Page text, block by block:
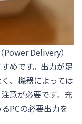
Delivery）
めです。出力が足
、機器によっては
意が必要です。充
PCの必要出力を